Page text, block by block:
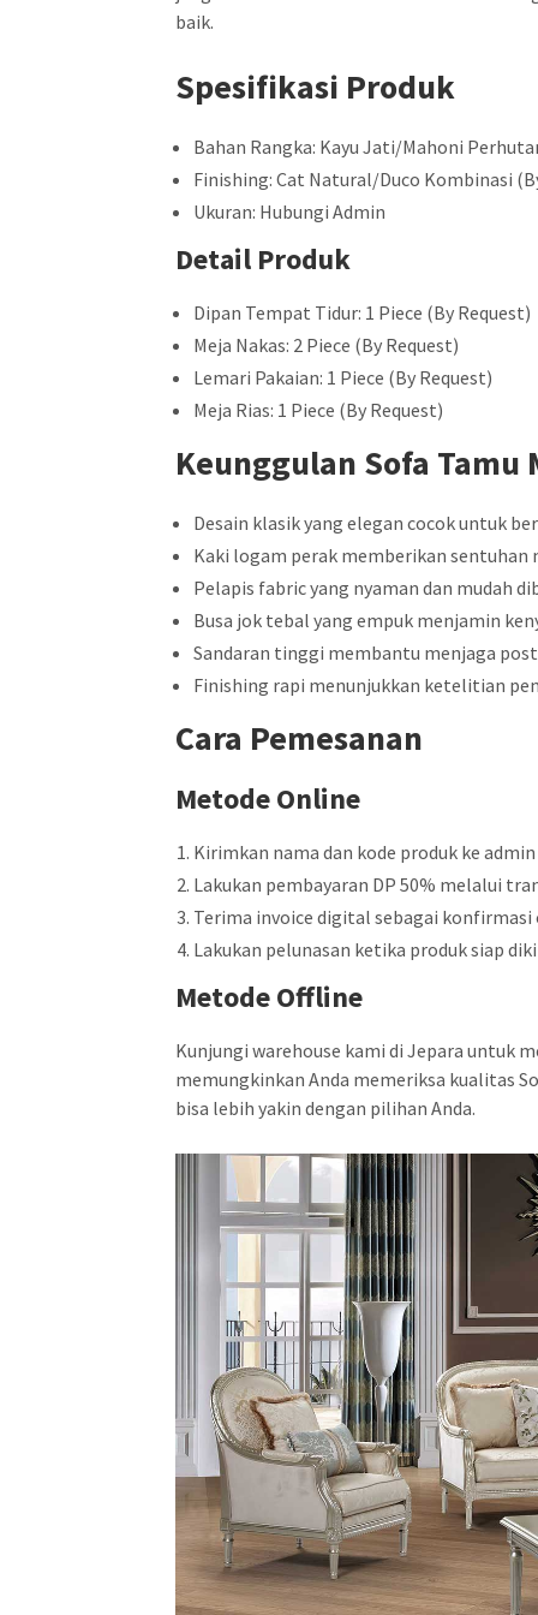
baik.
Spesifikasi Produk
Bahan Rangka: Kayu Jati/Mahoni
Finishing: Cat Natural/Duco Kombinasi
Ukuran: Hubungi Admin
Detail Produk
Dipan Tempat Tidur: 1 Piece (By Request)
Meja Nakas: 2 Piece (By Request)
Lemari Pakaian: 1 Piece (By Request)
Meja Rias: 1 Piece (By Request)
Keunggulan Sofa Tamu
Desain klasik yang elegan cocok untuk
Kaki logam perak memberikan sentuhan
Pelapis fabric yang nyaman dan mudah
Busa jok tebal yang empuk menjamin
Sandaran tinggi membantu menjaga
Finishing rapi menunjukkan ketelitian
Cara Pemesanan
Metode Online
Kirimkan nama dan kode produk ke admin
Lakukan pembayaran DP 50% melalui
Terima invoice digital sebagai konfirmasi
Lakukan pelunasan ketika produk siap
Metode Offline
Kunjungi warehouse kami di Jepara untuk
memungkinkan Anda memeriksa kualitas
bisa lebih yakin dengan pilihan Anda.